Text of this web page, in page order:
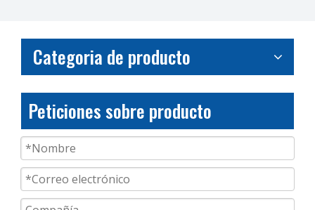
Categoria de producto
Peticiones sobre producto